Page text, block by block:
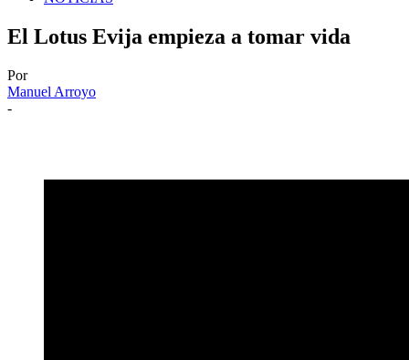
El Lotus Evija empieza a tomar vida
Por
Manuel Arroyo
-